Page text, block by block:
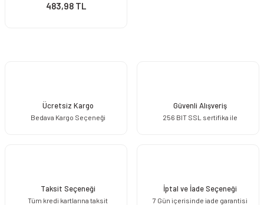
483,98 TL
Ücretsiz Kargo
Bedava Kargo Seçeneği
Güvenli Alışveriş
256 BIT SSL sertifika ile
Taksit Seçeneği
Tüm kredi kartlarına taksit
İptal ve İade Seçeneği
7 Gün içerisinde iade garantisi